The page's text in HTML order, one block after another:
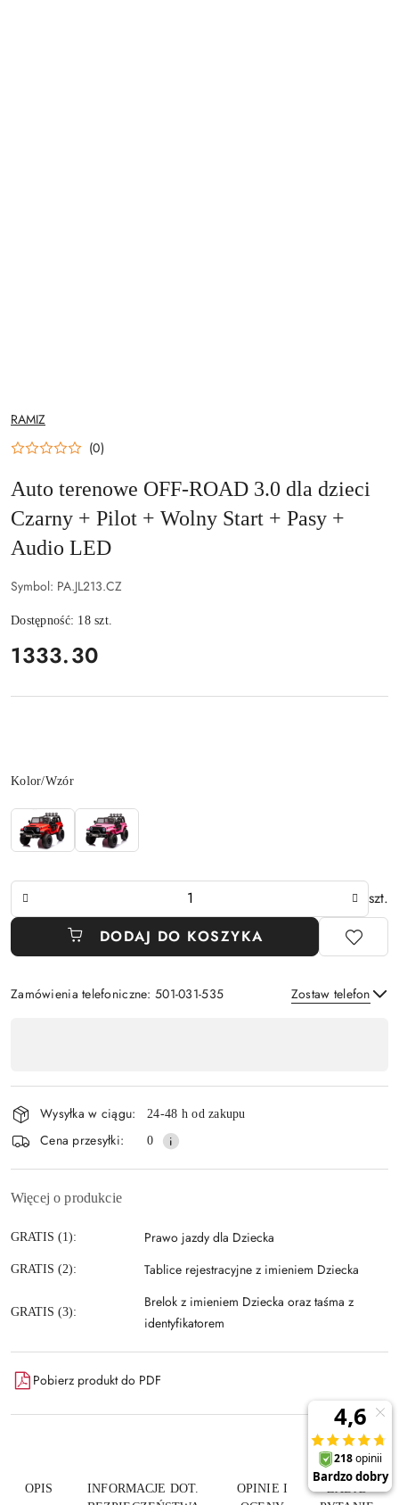
NAZWA
PRODUCENTA:
RAMIZ
(0)
Auto terenowe OFF-ROAD 3.0 dla dzieci
Czarny + Pilot + Wolny Start + Pasy +
Audio LED
Symbol: PA.JL213.CZ
Dostępność: 18szt.
cena:
1333.30
Wariant
Kolor/Wzór
szt.
DODAJ DO KOSZYKA
Zamówienia telefoniczne: 501-031-535 Zostaw telefon
i
dostawa
Wysyłka w ciągu: 24-48 h od zakupu
Cena przesyłki: 0
Więcej o produkcie
GRATIS (1): Prawo jazdy dla Dziecka
GRATIS (2): Tablice rejestracyjne z imieniem Dziecka
GRATIS (3):
Brelok z imieniem Dziecka oraz taśma z
identyfikatorem
Pobierz produkt do PDF
OPIS
INFORMACJE DOT.
OPINIE I